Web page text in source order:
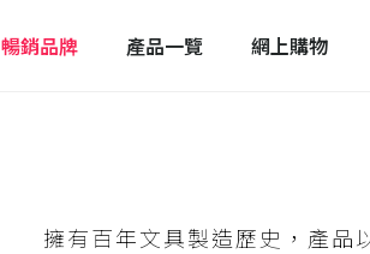
暢銷品牌 產品一覽 網上購物
擁有百年文具製造歷史，產品